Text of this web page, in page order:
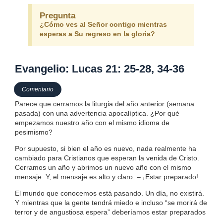
Pregunta
¿Cómo ves al Señor contigo mientras
esperas a Su regreso en la gloria?
Evangelio: Lucas 21: 25-28, 34-36
Comentario
Parece que cerramos la liturgia del año anterior (semana
pasada) con una advertencia apocalíptica. ¿Por qué
empezamos nuestro año con el mismo idioma de
pesimismo?
Por supuesto, si bien el año es nuevo, nada realmente ha
cambiado para Cristianos que esperan la venida de Cristo.
Cerramos un año y abrimos un nuevo año con el mismo
mensaje. Y, el mensaje es alto y claro. – ¡Estar preparado!
El mundo que conocemos está pasando. Un día, no existirá.
Y mientras que la gente tendrá miedo e incluso “se morirá de
terror y de angustiosa espera” deberíamos estar preparados